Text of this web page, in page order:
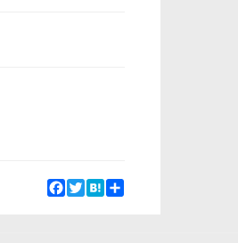
Facebook
Twitter
Hatena